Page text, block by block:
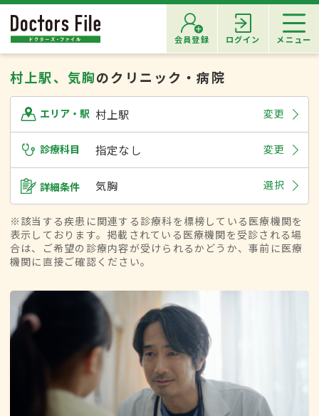
会員登録 ログイン メニュー
村上駅、気胸のクリニック・病院
エリア・駅 村上駅 変更
診療科目 指定なし 変更
詳細条件 気胸 選択
※該当する疾患に関連する診療科を標榜している医療機関を
表示しております。掲載されている医療機関を受診される場
合は、ご希望の診療内容が受けられるかどうか、事前に医療
機関に直接ご確認ください。